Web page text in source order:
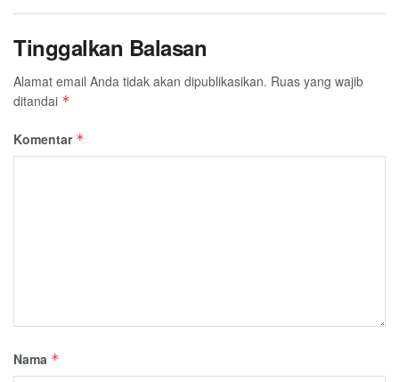
Tinggalkan Balasan
Alamat email Anda tidak akan dipublikasikan. Ruas yang wajib
ditandai *
Komentar *
Nama *